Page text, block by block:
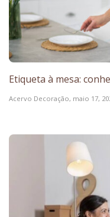
Etiqueta à mesa:
Acervo Decoração, maio 17,